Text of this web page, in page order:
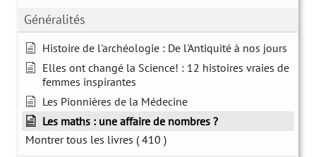
Généralités
Histoire de l'archéologie : De l'Antiquité à nos jours
Elles ont changé la Science! : 12 histoires vraies de
femmes inspirantes
Les Pionnières de la Médecine
Les maths : une affaire de nombres ?
Montrer tous les livres ( 410 )